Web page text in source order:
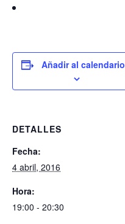
Añadir al calendario
DETALLES
Fecha:
4 abril, 2016
Hora:
19:00 - 20:30